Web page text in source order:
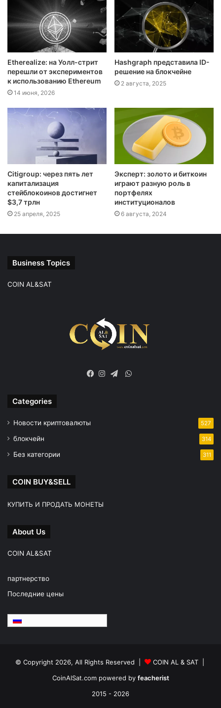
Etherealize: на Уолл-стрит
перешли от экспериментов
к использованию Ethereum
14 июня, 2026
Hashgraph представила ID-
решение на блокчейне
2 августа, 2025
Citigroup: через пять лет
капитализация
стейблокоинов достигнет
$3,7 трлн
25 апреля, 2025
Эксперт: золото и биткоин
играют разную роль в
портфелях
институционалов
6 августа, 2024
Business Topics
COIN AL&SAT
WhatsApp
Categories
Новости криптовалюты 527
блокчейн 314
Без категории 311
COIN BUY&SELL
КУПИТЬ И ПРОДАТЬ МОНЕТЫ
About Us
COIN AL&SAT
партнерство
Последние цены
© Copyright 2026, All Rights Reserved |
COIN AL & SAT |
CoinAlSat.com powered by feacherist
2015 - 2026